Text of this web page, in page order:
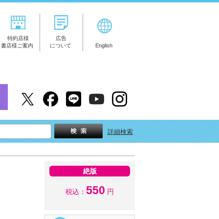
特約店様
書店様ご案内
広告
について
English
詳細検索
絶版
税込： 550 円